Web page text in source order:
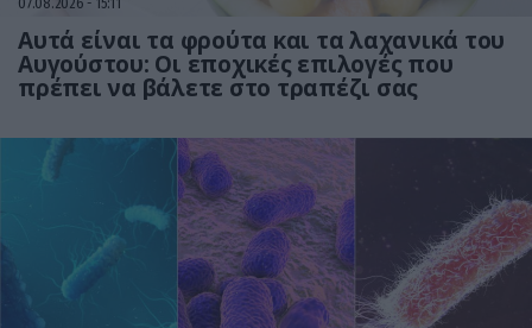
Αυτά είναι τα φρούτα και τα λαχανικά του
Αυγούστου: Οι εποχικές επιλογές που
πρέπει να βάλετε στο τραπέζι σας